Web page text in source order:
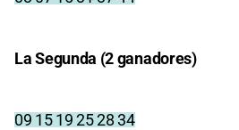
La Segunda (2 ganadores)
09 15 19 25 28 34